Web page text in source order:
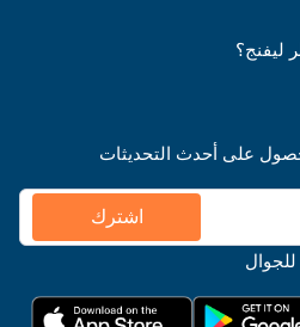
ليفنج؟
على أحدث التحديثات
اشترك
للجوال